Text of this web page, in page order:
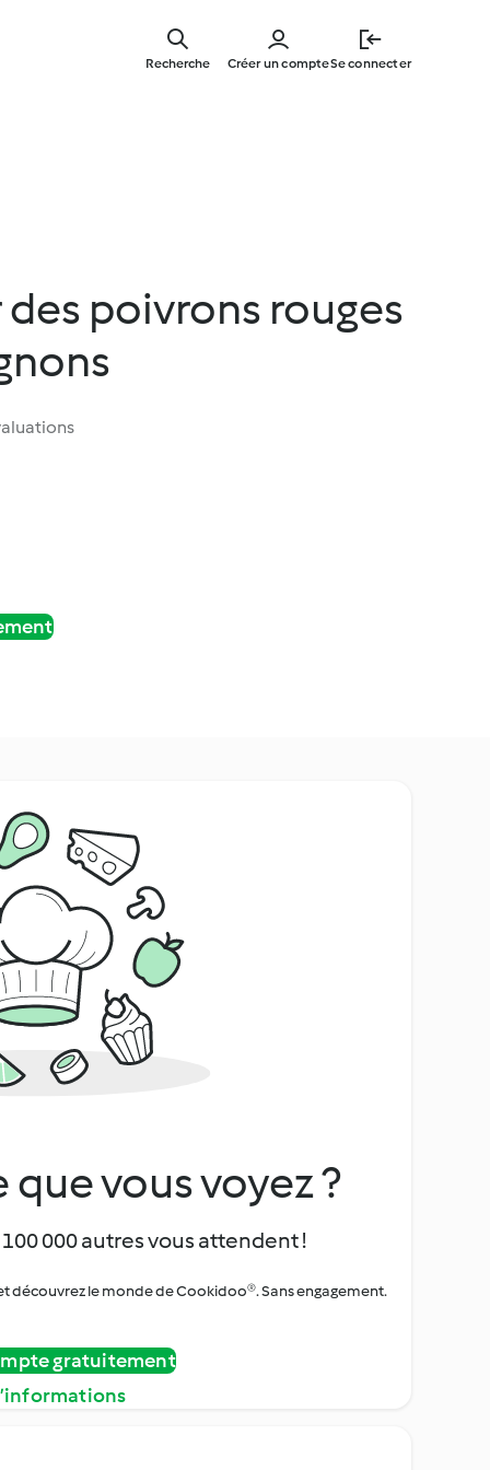
main
Créer un compteSe connecter
Recherche
des poivrons rouges
vous voyez ?
000 autres vous attendent !
découvrez le monde de Cookidoo®. Sans engagement.
gratuitement